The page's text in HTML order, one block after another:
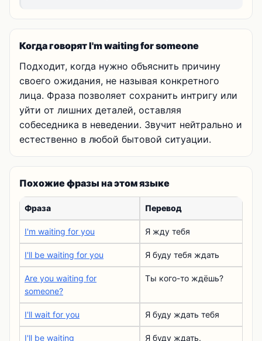
Когда говорят I'm waiting for someone
Подходит, когда нужно объяснить причину
своего ожидания, не называя конкретного
лица. Фраза позволяет сохранить интригу или
уйти от лишних деталей, оставляя
собеседника в неведении. Звучит нейтрально и
естественно в любой бытовой ситуации.
Похожие фразы на этом языке
Фраза Перевод
I'm waiting for you Я жду тебя
I'll be waiting for you Я буду тебя ждать
Are you waiting for
someone?
Ты кого-то ждёшь?
I'll wait for you Я буду ждать тебя
I'll be waiting Я буду ждать.